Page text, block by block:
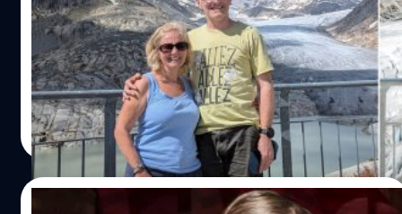
บรรยากาศจนทำให้เกิดปรากฏการณ์เรือนกระจกขึ้น ใน
ลักษณะคล้ายกับโดมที่ครอบโลกของเราไว้ สร้างผลกระทบใน
แง่ของอุณหภูมิและความหนาแน่นของชั้นบรรยากาศ ซึ่งการ
สะสมของก๊าซเรือนกระจกทำให้ความหนาแน่นของชั้น
บรรยากาศเทอร์โมสเฟียร์ลดลง ชั้นบรรยากาศเทอร์โมสเฟียร์
มีระดับความสูง 90–800 กิโลเมตรเหนือโลกของเรา และมี
ความหนาแน่นสูง ซึ่งนอกจากที่เราจะใช้ชั้นบรรยากาศนี้ในการ
สร้างวงโคจรของดาวเทียมแล้ว เมื่อดาวเทียมสิ้นอายุการใช้
งานและตกลงสู่พื้นโลก เศษซากดาวเทียมเก่าจะถูกเผาไหม้
ผ่านความหนาแน่นของชั้นบรรยากาศ ลดความเสี่ยงการชนกัน
ทุกสิ่งทุกอย่างบนโลกนี้ย่อมมีการเปลี่ยนแปลงเกิด แต่ใครจะ
คิดว่าเวลาผ่านไปเพียง 15 ปี ธารน้ำแข็งจะละลายไปมากขนาด
นี้ กลายเป็นไวรัลในโลกออนไลน์ เมื่อนักท่องเที่ยวคนหนึ่งได้
โพสต์ภาพถ่ายที่ "น่าตกใจ" ของเขากับภรรยาที่ถ่ายภาพในจุด
เดียวกันที่เทือกเขาแอลป์ของสวิตเซอร์แลนด์ โดยมีระยะเวลา
ห่างกันเกือบ 15 ปีพอดี ซึ่งภาพทั้งสองแสดงให้เห็นถึงผลกระ
ทบของภาวะโลกร้อนที่ทำให้ธารน้ำแข็งละลายอย่างรวดเร็ว
ทีมคอนเทนต์ BT| 728 days ago
Read More